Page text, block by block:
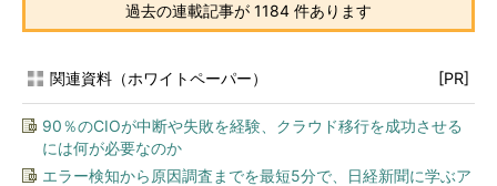
過去の連載記事が 1184 件あります
関連資料（ホワイトペーパー） [PR]
90％のCIOが中断や失敗を経験、クラウド移行を成功させる
には何が必要なのか
エラー検知から原因調査までを最短5分で、日経新聞に学ぶア